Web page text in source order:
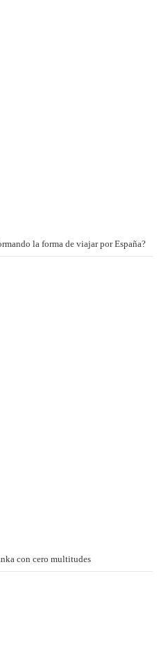
la forma de viajar por España?
con cero multitudes